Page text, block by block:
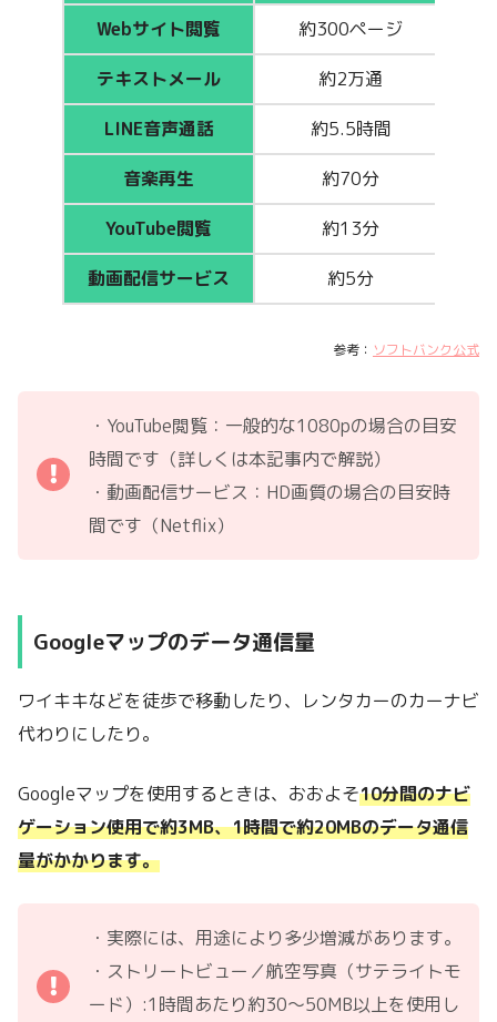
Webサイト閲覧 約300ページ
テキストメール 約2万通
LINE音声通話 約5.5時間
音楽再生 約70分
YouTube閲覧 約13分
動画配信サービス 約5分
参考： ソフトバンク公式
・YouTube閲覧：一般的な1080pの場合の目安
時間です（詳しくは本記事内で解説）
・動画配信サービス：HD画質の場合の目安時
間です（Netflix）
Googleマップのデータ通信量
ワイキキなどを徒歩で移動したり、レンタカーのカーナビ
代わりにしたり。
Googleマップを使用するときは、おおよそ10分間のナビ
ゲーション使用で約3MB、1時間で約20MBのデータ通信
量がかかります。
・実際には、用途により多少増減があります。
・ストリートビュー／航空写真（サテライトモ
ード）:1時間あたり約30〜50MB以上を使用し